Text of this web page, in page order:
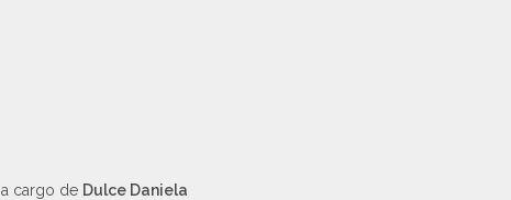
a cargo de Dulce Daniela